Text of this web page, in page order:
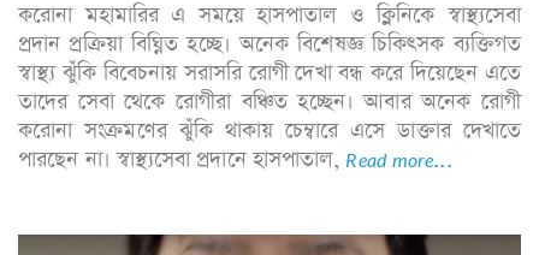
করোনা মহামারির এ সময়ে হাসপাতাল ও ক্লিনিকে স্বাস্থ্যসেবা
প্রদান প্রক্রিয়া বিঘ্নিত হচ্ছে। অনেক বিশেষজ্ঞ চিকিৎসক ব্যক্তিগত
স্বাস্থ্য ঝুঁকি বিবেচনায় সরাসরি রোগী দেখা বন্ধ করে দিয়েছেন এতে
তাদের সেবা থেকে রোগীরা বঞ্চিত হচ্ছেন। আবার অনেক রোগী
করোনা সংক্রমণের ঝুঁকি থাকায় চেম্বারে এসে ডাক্তার দেখাতে
পারছেন না। স্বাস্থ্যসেবা প্রদানে হাসপাতাল, Read more...